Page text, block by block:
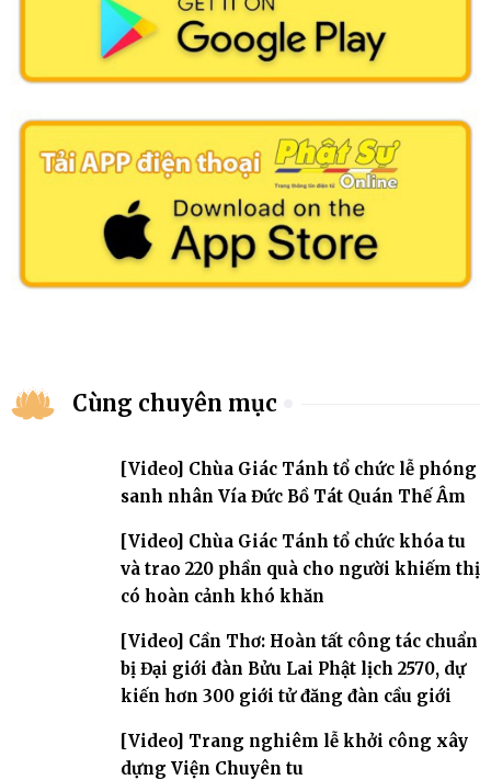
Cùng chuyên mục
[Video] Chùa Giác Tánh tổ chức lễ phóng
sanh nhân Vía Đức Bồ Tát Quán Thế Âm
[Video] Chùa Giác Tánh tổ chức khóa tu
và trao 220 phần quà cho người khiếm thị
có hoàn cảnh khó khăn
[Video] Cần Thơ: Hoàn tất công tác chuẩn
bị Đại giới đàn Bửu Lai Phật lịch 2570, dự
kiến hơn 300 giới tử đăng đàn cầu giới
[Video] Trang nghiêm lễ khởi công xây
dựng Viện Chuyên tu